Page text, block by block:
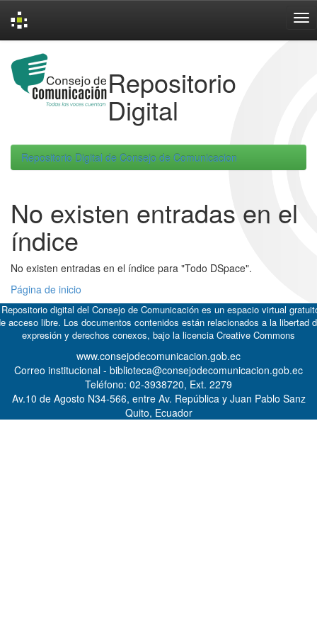
navigation
Repositorio
Digital
Repositorio Digital de Consejo de Comunicacion
No existen entradas en el
índice
No existen entradas en el índice para "Todo DSpace".
Página de inicio
digital del Consejo de Comunicación es un espacio virtual
acceso libre. Los documentos contenidos están relacionados a la libertad
expresión y derechos conexos, bajo la licencia Creative Commons
www.consejodecomunicacion.gob.ec
Correo institucional - biblioteca@consejodecomunicacion.gob.ec
Teléfono: 02-3938720, Ext. 2279
Av.10 de Agosto N34-566, entre Av. República y Juan Pablo Sanz
Quito, Ecuador